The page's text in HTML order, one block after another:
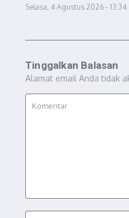
Selasa, 4 Agustus 2026 - 13:34
Tinggalkan Balasan
Alamat email Anda tidak